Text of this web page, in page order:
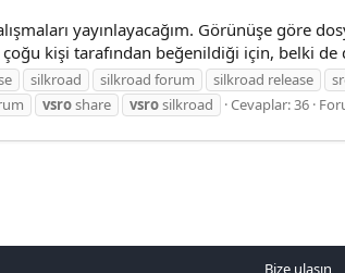
yayınlayacağım. Görünüşe göre
kişi tarafından beğenildiği için, belki de
silkroad silkroad forum silkroad release
vsroshare vsrosilkroad Cevaplar: 36
Bize ulaşın